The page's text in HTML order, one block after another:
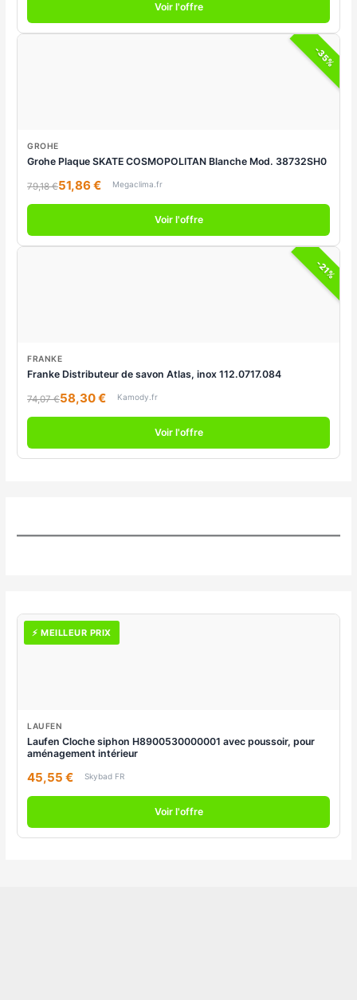
Voir l'offre
-35%
GROHE
Grohe Plaque SKATE COSMOPOLITAN Blanche Mod. 38732SH0
79,18 €51,86 € Megaclima.fr
Voir l'offre
-21%
FRANKE
Franke Distributeur de savon Atlas, inox 112.0717.084
74,07 €58,30 € Kamody.fr
Voir l'offre
⚡ MEILLEUR PRIX
LAUFEN
Laufen Cloche siphon H8900530000001 avec poussoir, pour
aménagement intérieur
45,55 € Skybad FR
Voir l'offre